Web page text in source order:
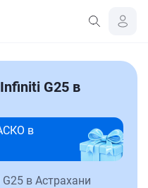
G25 в
в
в Астрахани